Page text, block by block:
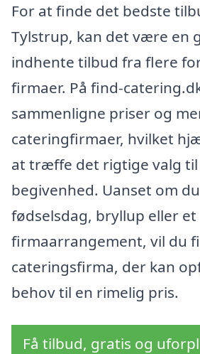
For at finde det bedste
Tylstrup, kan det være en
indhente tilbud fra flere
firmaer. På find-
sammenligne priser og
cateringfirmaer, hvilket
at træffe det rigtige valg
begivenhed. Uanset om
fødselsdag, bryllup eller et
firmaarrangement, vil du
cateringsfirma, der kan
behov til en rimelig pris.
Få tilbud, gratis og